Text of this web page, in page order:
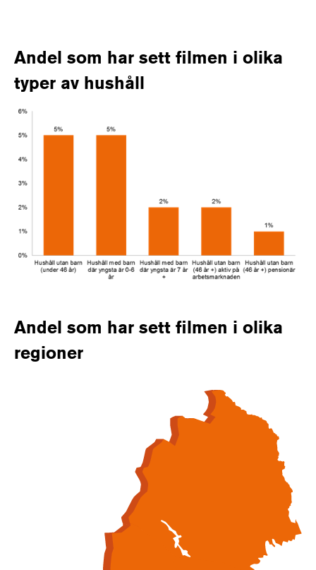
Andel som har sett filmen i olika
typer av hushåll
Andel som har sett filmen i olika
regioner